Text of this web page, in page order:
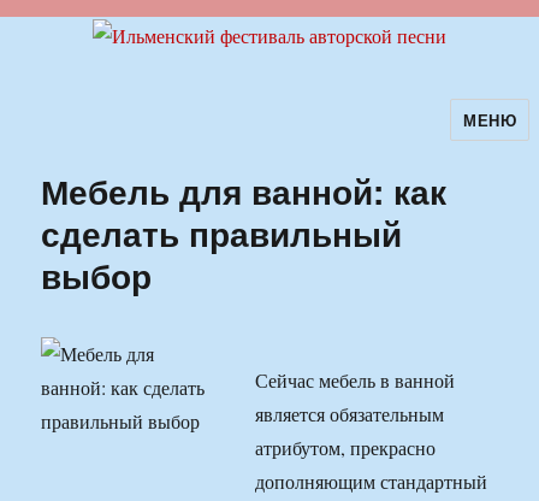
Ильменский фестиваль авторскойМЕНЮ
Мебель для ванной: как
сделать правильный
выбор
Сейчас мебель в ванной
является обязательным
атрибутом, прекрасно
дополняющим стандартный